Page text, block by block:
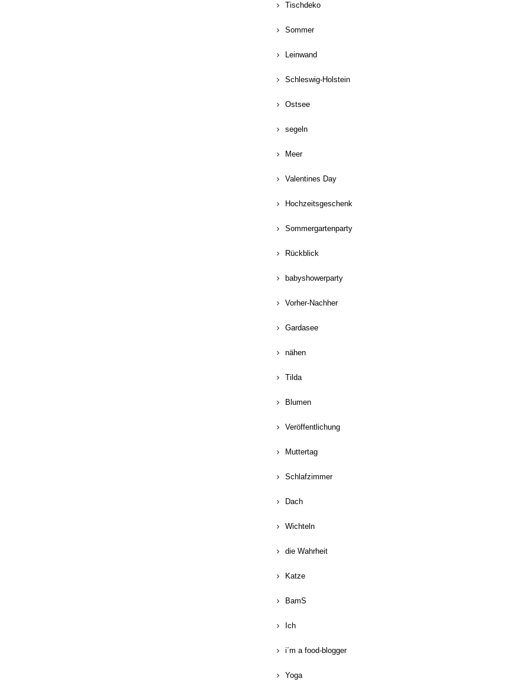
Tischdeko
Sommer
Leinwand
Schleswig-Holstein
Ostsee
segeln
Meer
Valentines Day
Hochzeitsgeschenk
Sommergartenparty
Rückblick
babyshowerparty
Vorher-Nachher
Gardasee
nähen
Tilda
Blumen
Veröffentlichung
Muttertag
Schlafzimmer
Dach
Wichteln
die Wahrheit
Katze
BamS
Ich
i´m a food-blogger
Yoga